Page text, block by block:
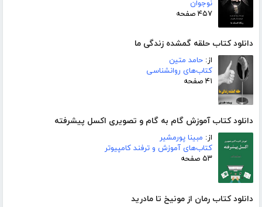
نوجوان
۴۵۷ صفحه
دانلود کتاب حلقه گمشده زندگی ما
از: حامد متین
کتاب‌های روانشناسی
۴۱ صفحه
دانلود کتاب آموزش گام به گام و تصویری اکسل پیشرفته
از: مبینا پورمشیر
کتاب‌های آموزش و ترفند کامپیوتر
۵۳ صفحه
دانلود کتاب رمان از مونیخ تا مادرید